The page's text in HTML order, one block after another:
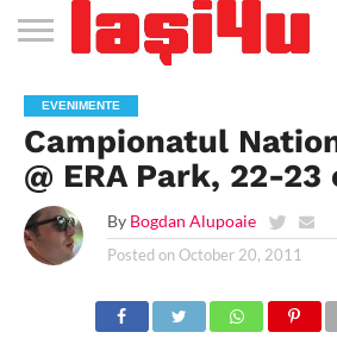
STIRI
APARTAMENTE
NOI IASI
STIRI
IASI
JOBS
IN
IASI
FILME
LA
CINEMA
CLUBURI /
DISCOTECI
BARURI /
CAFENELE
SALI DE
FORTA
SI
FITNESS
SALOANE DE
INFRUMUSETARE
AGENTII
DE
TURISM
IASI
RESTAURANTE
IN IASI
PIZZA
IN
IASI
PISCINA
IN IASI
FLORARII
RADIO
LIVE
IN IASI
SPALATORII
AUTO
TRACTARI
AUTO
TAXI
IN
IASI
CINEMA
TEATRU
HOTELURI
/
PENSIUNI
TEREN
SPORTIV
TEREN
TENIS
IASI
FARMACII
NON
STOP
COFFEE-
TO-GO
FIRME DE
PUBLICITATE
RENT
A
CAR
EVENIMENTE
Campionatul
@ ERA Park, 22-
By Bogdan Alupoaie
Posted on October 20, 2011